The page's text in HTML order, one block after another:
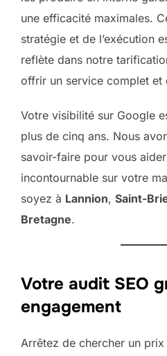
une efficacité maximales.
stratégie et de l’exécution
reflète dans notre
offrir un service complet et
Votre visibilité sur Google
plus de cinq ans. Nous
savoir-faire pour vous
incontournable sur votre
soyez à Lannion, Saint-
Bretagne.
Votre audit SEO
engagement
Arrêtez de chercher un